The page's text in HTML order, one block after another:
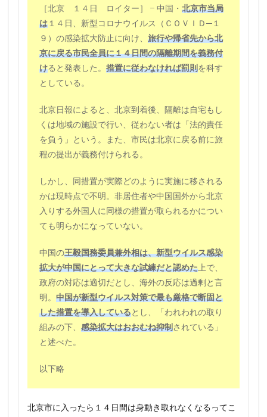
［北京 １４日 ロイター］ – 中国・ 北京市当局
は １４日、新型コロナウイルス（ＣＯＶＩＤ─１
９）の感染拡大防止に向け、 旅行や帰省先から北
京に戻る市民全員に１４日間の隔離期間を義務付
けると発表した。 措置に従わなければ罰則を科す
としている。
北京日報によると、北京到着後、隔離は自宅もし
くは地域の施設で行い、従わない者は「法的責任
を負う」という。また、市民は北京に戻る前に旅
程の提出が義務付けられる。
しかし、同措置が実際どのように実施に移される
かは現時点で不明。非居住者や中国国外から北京
入りする外国人に同様の措置が取られるかについ
ても明らかになっていない。
中国の王毅国務委員兼外相は、新型ウイルス感染
拡大が中国にとって大きな試練だと認めた 上で、
政府の対応は適切だとし、海外の反応は過剰と言
明。 中国が新型ウイルス対策で最も厳格で断固と
した措置を導入しているとし、「われわれの取り
組みの下、 感染拡大はおおむね抑制されている」
と述べた。
以下略
北京市に入ったら１４日間は身動き取れなくなるってこ